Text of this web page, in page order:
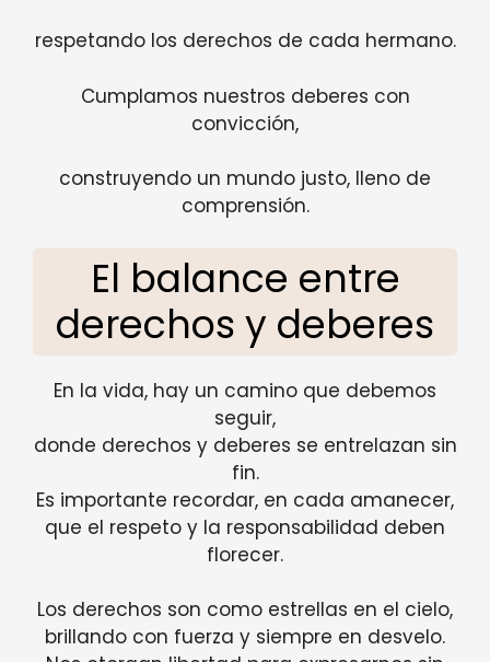
respetando los derechos de cada hermano.
Cumplamos nuestros deberes con
convicción,
construyendo un mundo justo, lleno de
comprensión.
El balance entre
derechos y deberes
En la vida, hay un camino que debemos
seguir,
donde derechos y deberes se entrelazan sin
fin.
Es importante recordar, en cada amanecer,
que el respeto y la responsabilidad deben
florecer.
Los derechos son como estrellas en el cielo,
brillando con fuerza y siempre en desvelo.